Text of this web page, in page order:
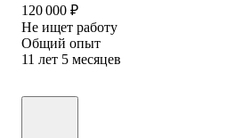
120 000 ₽
Не ищет работу
Общий опыт
11 лет 5 месяцев